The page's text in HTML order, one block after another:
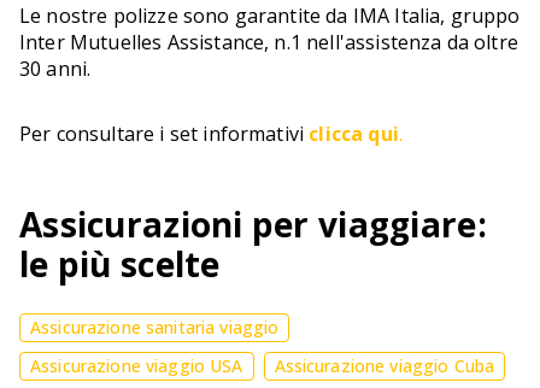
Le nostre polizze sono garantite da IMA Italia, gruppo
Inter Mutuelles Assistance, n.1 nell'assistenza da oltre
30 anni.
Per consultare i set informativi clicca qui.
Assicurazioni per viaggiare:
le più scelte
Assicurazione sanitaria viaggio
Assicurazione viaggio USA
Assicurazione viaggio Cuba